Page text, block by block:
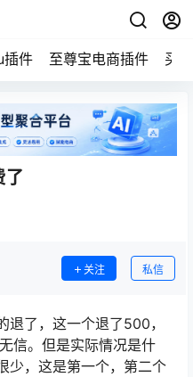
插件 至尊宝电商插件 买
了
关注 私信
退了，这一个退了500，
信。但是实际情况是什
少，这是第一个，第二个